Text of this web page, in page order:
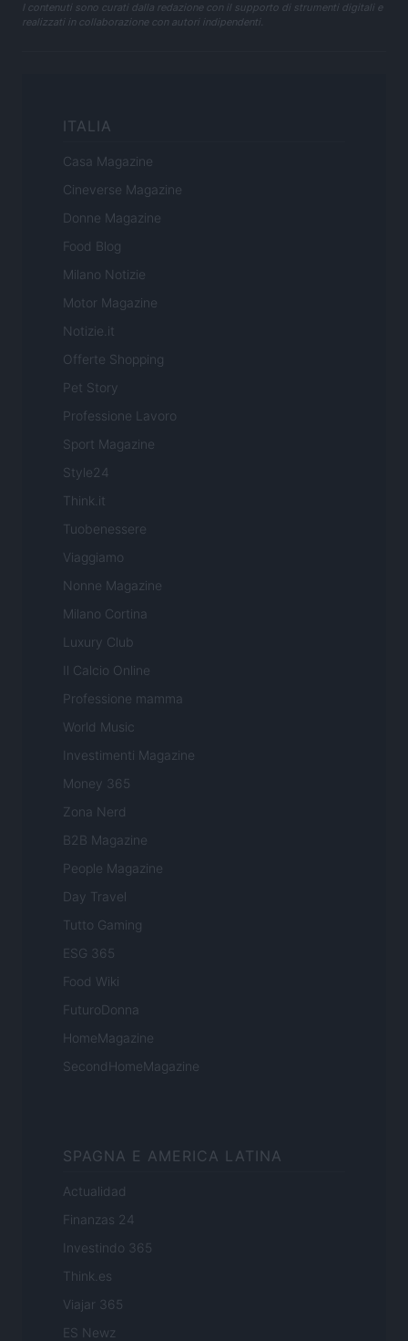
I contenuti sono curati dalla redazione con il supporto di strumenti digitali e
realizzati in collaborazione con autori indipendenti.
ITALIA
Casa Magazine
Cineverse Magazine
Donne Magazine
Food Blog
Milano Notizie
Motor Magazine
Notizie.it
Offerte Shopping
Pet Story
Professione Lavoro
Sport Magazine
Style24
Think.it
Tuobenessere
Viaggiamo
Nonne Magazine
Milano Cortina
Luxury Club
Il Calcio Online
Professione mamma
World Music
Investimenti Magazine
Money 365
Zona Nerd
B2B Magazine
People Magazine
Day Travel
Tutto Gaming
ESG 365
Food Wiki
FuturoDonna
HomeMagazine
SecondHomeMagazine
SPAGNA E AMERICA LATINA
Actualidad
Finanzas 24
Investindo 365
Think.es
Viajar 365
ES Newz